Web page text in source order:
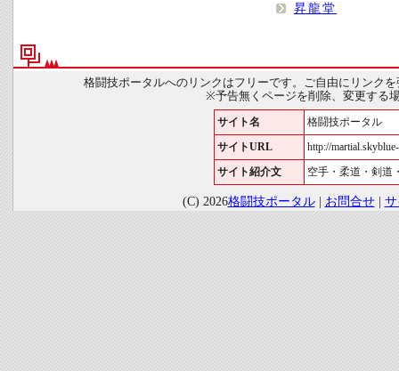
昇龍堂
格闘技ポータルへのリンクはフリーです。ご自由にリンク
※予告無くページを削除、変更する
サイト名 格闘技ポータル
サイトURL http://
サイト紹介文 空手・柔道・剣道
(C) 2026格闘技ポータル| お問合せ|